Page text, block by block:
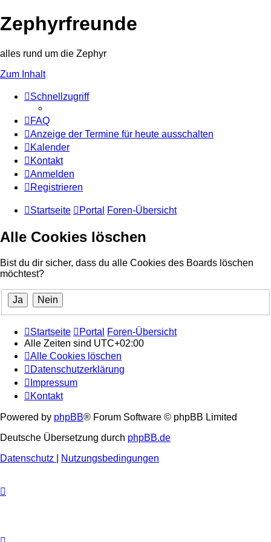
Zephyrfreunde
alles rund um die Zephyr
Zum Inhalt
Schnellzugriff
FAQ
Anzeige der Termine für heute ausschalten
Kalender
Kontakt
Anmelden
Registrieren
Startseite Portal Foren-Übersicht
Alle Cookies löschen
Bist du dir sicher, dass du alle Cookies des Boards löschen
möchtest?
Startseite Portal
Foren-Übersicht
Alle Zeiten sind UTC+02:00
Alle Cookies löschen
Datenschutzerklärung
Impressum
Kontakt
Powered by phpBB® Forum Software © phpBB Limited
Deutsche Übersetzung durch phpBB.de
Datenschutz
Nutzungsbedingungen